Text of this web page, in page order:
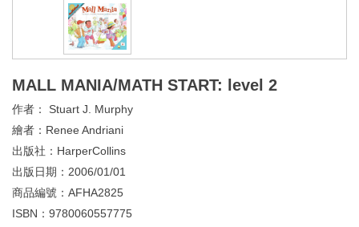
MALL MANIA/MATH START: level 2
作者： Stuart J. Murphy
繪者： Renee Andriani
出版社： HarperCollins
出版日期： 2006/01/01
商品編號： AFHA2825
ISBN： 9780060557775